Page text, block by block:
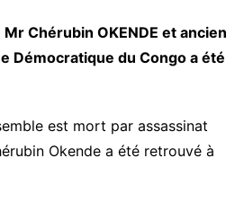
Chérubin OKENDE et ancien
Démocratique du Congo a été
est mort par assassinat
Okende a été retrouvé à